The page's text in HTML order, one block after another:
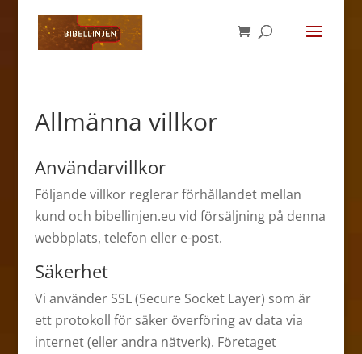
Allmänna villkor
Användarvillkor
Följande villkor reglerar förhållandet mellan
kund och bibellinjen.eu vid försäljning på denna
webbplats, telefon eller e-post.
Säkerhet
Vi använder SSL (Secure Socket Layer) som är
ett protokoll för säker överföring av data via
internet (eller andra nätverk). Företaget